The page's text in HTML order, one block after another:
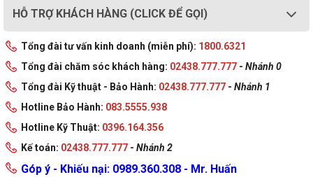
HỖ TRỢ KHÁCH HÀNG (CLICK ĐỂ GỌI)
Tổng đài tư vấn kinh doanh (miễn phí): 1800.6321
Tổng đài chăm sóc khách hàng: 02438.777.777 - Nhánh 0
Tổng đài Kỹ thuật - Bảo Hành: 02438.777.777 - Nhánh 1
Hotline Bảo Hành: 083.5555.938
Hotline Kỹ Thuật: 0396.164.356
Kế toán: 02438.777.777 - Nhánh 2
Góp ý - Khiếu nại: 0989.360.308 - Mr. Huấn